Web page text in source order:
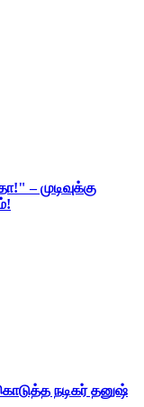
– முடிவுக்கு
நடிகர் தனுஷ்